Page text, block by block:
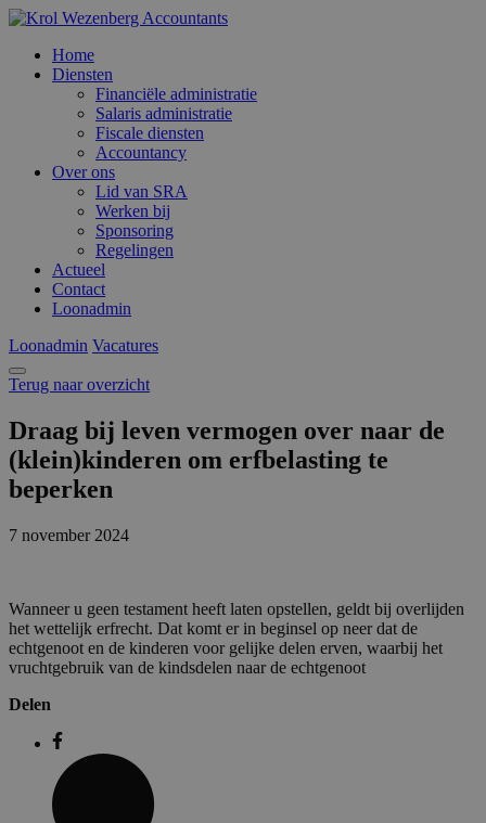
Home
Diensten
Financiële administratie
Salaris administratie
Fiscale diensten
Accountancy
Over ons
Lid van SRA
Werken bij
Sponsoring
Regelingen
Actueel
Contact
Loonadmin
Loonadmin Vacatures
Terug naar overzicht
Draag bij leven vermogen over naar de
(klein)kinderen om erfbelasting te
beperken
7 november 2024
Wanneer u geen testament heeft laten opstellen, geldt bij overlijden
het wettelijk erfrecht. Dat komt er in beginsel op neer dat de
echtgenoot en de kinderen voor gelijke delen erven, waarbij het
vruchtgebruik van de kindsdelen naar de echtgenoot
Delen